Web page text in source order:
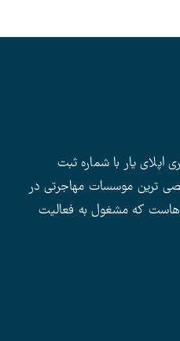
اپلای یار با شماره ثبت
تخصصی ترین موسسات مهاجرتی در
که مشغول به فعالیت